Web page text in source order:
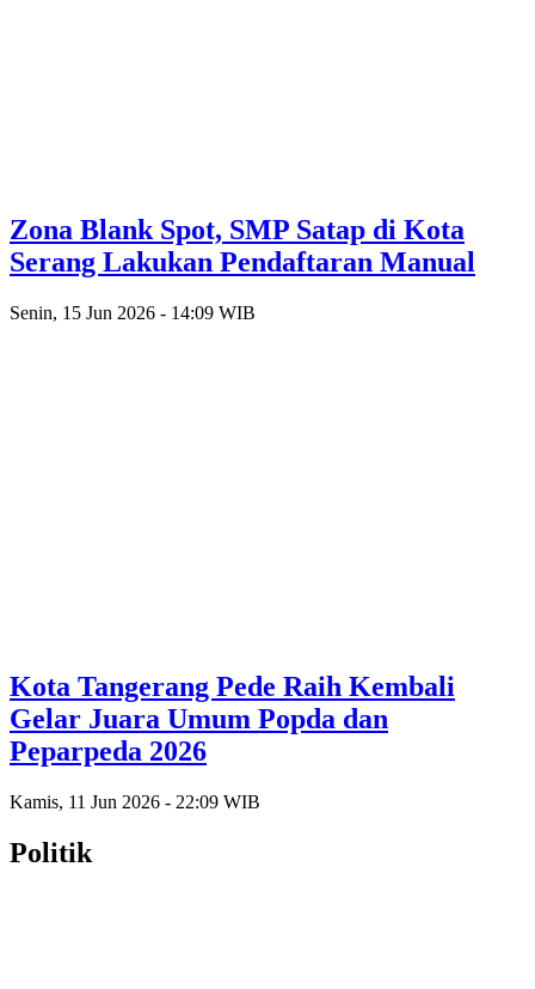
Zona Blank Spot, SMP Satap di Kota
Serang Lakukan Pendaftaran Manual
Senin, 15 Jun 2026 - 14:09 WIB
Kota Tangerang Pede Raih Kembali
Gelar Juara Umum Popda dan
Peparpeda 2026
Kamis, 11 Jun 2026 - 22:09 WIB
Politik